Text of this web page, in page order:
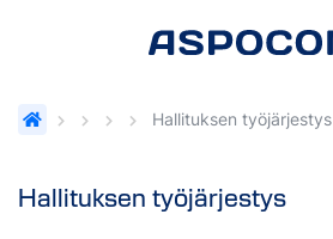
Hallituksen työjärjestys
Hallituksen työjärjestys